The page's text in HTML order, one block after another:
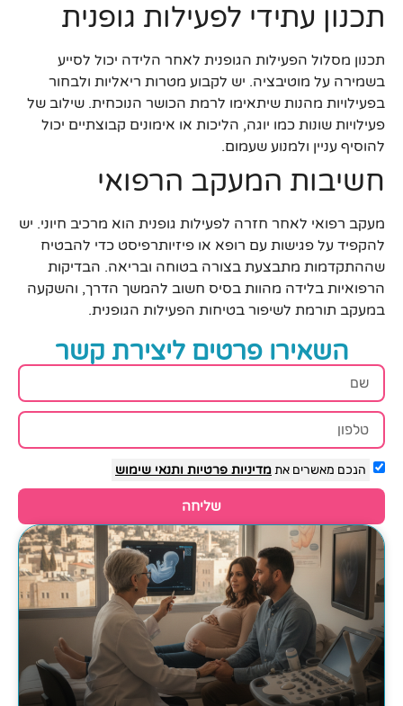
תכנון עתידי לפעילות גופנית
תכנון מסלול הפעילות הגופנית לאחר הלידה יכול לסייע
בשמירה על מוטיבציה. יש לקבוע מטרות ריאליות ולבחור
בפעילויות מהנות שיתאימו לרמת הכושר הנוכחית. שילוב של
פעילויות שונות כמו יוגה, הליכות או אימונים קבוצתיים יכול
להוסיף עניין ולמנוע שעמום.
חשיבות המעקב הרפואי
מעקב רפואי לאחר חזרה לפעילות גופנית הוא מרכיב חיוני. יש
להקפיד על פגישות עם רופא או פיזיותרפיסט כדי להבטיח
שההתקדמות מתבצעת בצורה בטוחה ובריאה. הבדיקות
הרפואיות בלידה מהוות בסיס חשוב להמשך הדרך, והשקעה
במעקב תורמת לשיפור בטיחות הפעילות הגופנית.
השאירו פרטים ליצירת קשר
הנכם מאשרים אתמדיניות פרטיות ותנאי שימוש
שליחה